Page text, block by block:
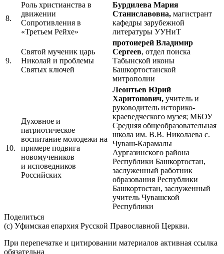
8.
Роль христианства в
движении
Сопротивления в
«Третьем Рейхе»
Бурдилева Мария
Станиславовна, магистрант
кафедры зарубежной
литературы УУНиТ
9.
Святой мученик царь
Николай и проблемы
Святых ключей
протоиерей Владимир
Сергеев, отдел поиска
Табынской иконы
Башкортостанской
митрополии
10.
Духовное и
патриотическое
воспитание молодежи на
примере подвига
новомучеников
и исповедников
Российских
Леонтьев Юрий
Харитонович, учитель и
руководитель историко-
краеведческого музея; МБОУ
Средняя общеобразовательная
школа им. В.В. Николаева с.
Чуваш-Карамалы
Аургазинского района
Республики Башкортостан,
заслуженный работник
образования Республики
Башкортостан, заслуженный
учитель Чувашской
Республики
Поделиться
(с) Уфимская епархия Русской Православной Церкви.
При перепечатке и цитировании материалов активная ссылка
обязательна